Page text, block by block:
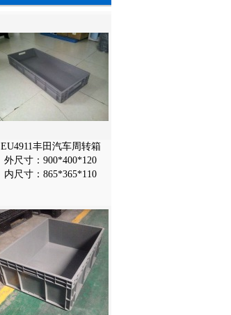
EU4911丰田汽车周转箱
外尺寸：900*400*120
内尺寸：865*365*110